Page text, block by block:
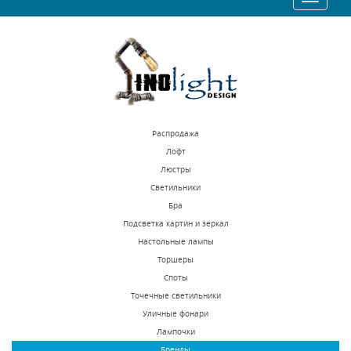
Распродажа
Лофт
Люстры
Светильники
Бра
Подсветка картин и зеркал
Настольные лампы
Торшеры
Споты
Точечные светильники
Уличные фонари
Лампочки